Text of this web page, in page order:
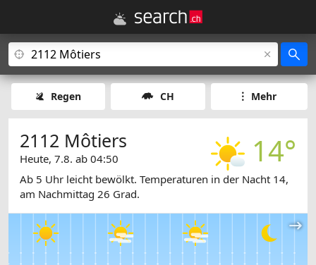
Regen CH Mehr
14°
2112 Môtiers
Heute, 7.8. ab 04:50
Ab 5 Uhr leicht bewölkt. Temperaturen in der Nacht 14,
am Nachmittag 26 Grad.